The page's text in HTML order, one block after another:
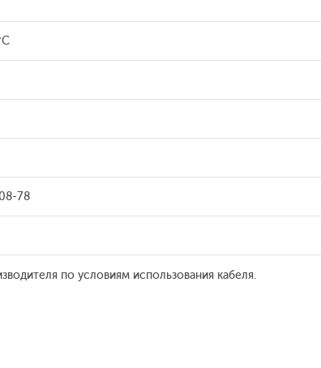
78
по условиям использования кабеля.